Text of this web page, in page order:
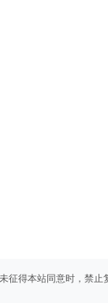
征得本站同意时，禁